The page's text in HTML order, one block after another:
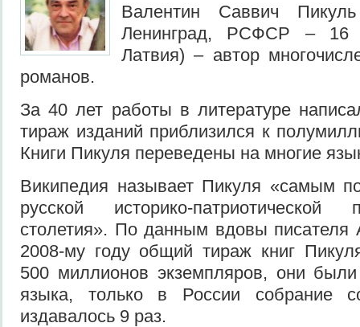
Валентин Саввич
Ленинград, РСФСР – 16
Латвия) – автор
романов.
За 40 лет работы в литературе
тираж изданий приблизился к
Книги Пикуля переведены на многие
Википедия называет Пикуля «самым
русской историко-
столетия». По данным вдовы писателя
2008-му году общий тираж книг
500 миллионов экземпляров, они
языка, только в России собрание
издавалось 9 раз.